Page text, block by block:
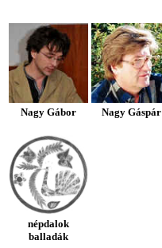
Nagy Gábor Nagy Gáspár
népdalok
balladák